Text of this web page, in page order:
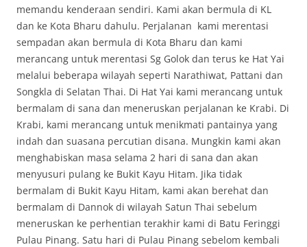
memandu kenderaan sendiri. Kami akan bermula di KL
dan ke Kota Bharu dahulu. Perjalanan kami merentasi
sempadan akan bermula di Kota Bharu dan kami
merancang untuk merentasi Sg Golok dan terus ke Hat Yai
melalui beberapa wilayah seperti Narathiwat, Pattani dan
Songkla di Selatan Thai. Di Hat Yai kami merancang untuk
bermalam di sana dan meneruskan perjalanan ke Krabi. Di
Krabi, kami merancang untuk menikmati pantainya yang
indah dan suasana percutian disana. Mungkin kami akan
menghabiskan masa selama 2 hari di sana dan akan
menyusuri pulang ke Bukit Kayu Hitam. Jika tidak
bermalam di Bukit Kayu Hitam, kami akan berehat dan
bermalam di Dannok di wilayah Satun Thai sebelum
meneruskan ke perhentian terakhir kami di Batu Feringgi
Pulau Pinang. Satu hari di Pulau Pinang sebelom kembali